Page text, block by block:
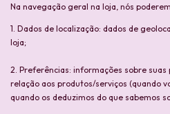
Na navegação geral na loja, nós
1. Dados de localização: dados de
loja;
2. Preferências: informações sobre
relação aos produtos/serviços (quando
quando os deduzimos do que sabemos